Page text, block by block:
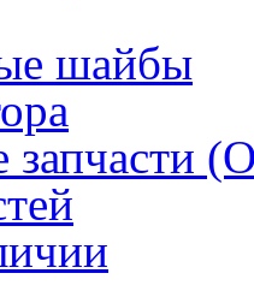
шайбы
запчасти